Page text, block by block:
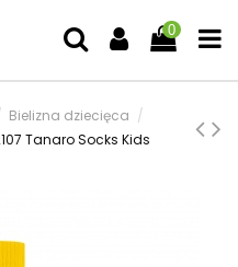
0
Bielizna dziecięca
Tanaro Socks Kids